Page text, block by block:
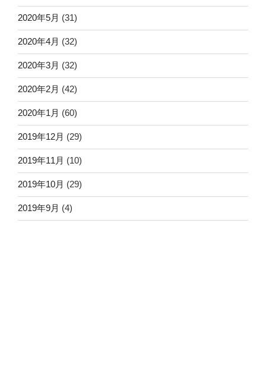
2020年5月 (31)
2020年4月 (32)
2020年3月 (32)
2020年2月 (42)
2020年1月 (60)
2019年12月 (29)
2019年11月 (10)
2019年10月 (29)
2019年9月 (4)